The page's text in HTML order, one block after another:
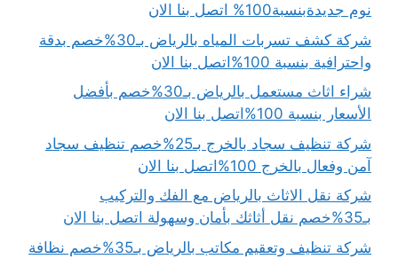
نوم جديدةبنسبة100% اتصل بنا الان
شركة كشف تسربات المياه بالرياض بـ30%خصم بدقة
واحترافية بنسبة 100%اتصل بنا الان
شراء اثاث مستعمل بالرياض بـ30%خصم بأفضل
الأسعار بنسبة 100%اتصل بنا الان
شركة تنظيف سجاد بالخرج بـ25%خصم تنظيف سجاد
آمن وفعال بالخرج 100%اتصل بنا الان
شركة نقل الاثاث بالرياض مع الفك والتركيب
بـ35%خصم نقل أثاثك بأمان وسهولة اتصل بنا الان
شركة تنظيف وتعقيم مكاتب بالرياض بـ35%خصم نظافة